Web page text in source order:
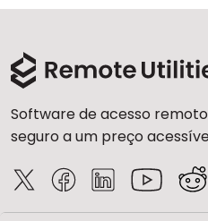
Software de acesso
seguro a um preço